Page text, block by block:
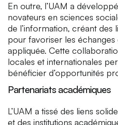
En outre, l’UAM a
novateurs en sciences
de l’information, créant des
pour favoriser les
appliquée. Cette
locales et internationales
bénéficier d’opportunités
Partenariats académiques
L’UAM a tissé des liens
et des institutions